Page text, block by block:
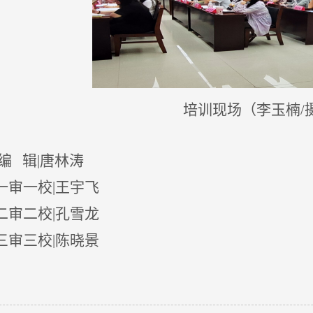
培训现场（李玉楠/
辑|唐林涛
审一校|王宇飞
审二校|孔雪龙
审三校|陈晓景